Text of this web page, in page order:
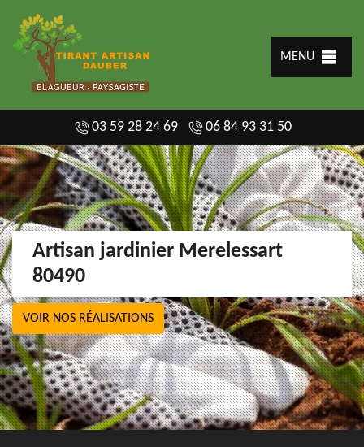
MENU
03 59 28 24 69 06 84 93 31 50
Artisan jardinier Merelessart
80490
VOIR NOS RÉALISATIONS